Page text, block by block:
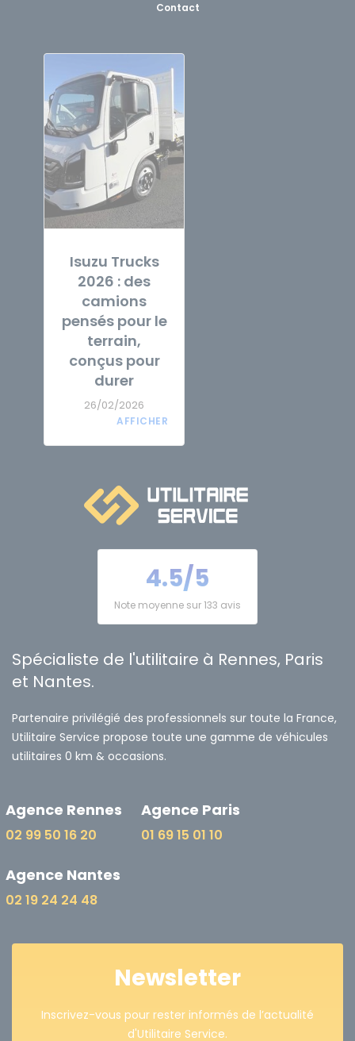
Contact
Isuzu Trucks
2026 : des
camions
pensés pour le
terrain,
conçus pour
durer
26/02/2026
4.5/5
Note moyenne sur 133 avis
Spécialiste de l'utilitaire à Rennes, Paris
et Nantes.
Partenaire privilégié des professionnels sur toute la France,
Utilitaire Service propose toute une gamme de véhicules
utilitaires 0 km & occasions.
Agence Rennes
02 99 50 16 20
Agence Paris
01 69 15 01 10
Agence Nantes
02 19 24 24 48
Newsletter
Inscrivez-vous pour rester informés de l’actualité
d'Utilitaire Service.